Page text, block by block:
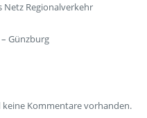
Netz Regionalverkehr
Günzburg
keine Kommentare vorhanden.